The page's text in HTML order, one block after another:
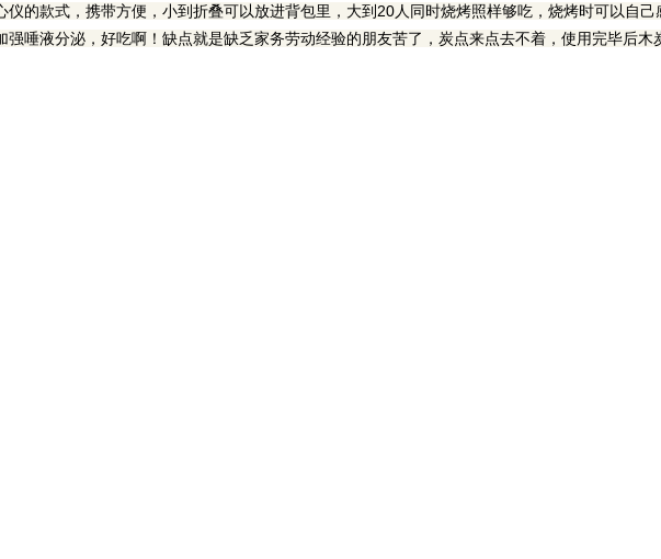
的款式，携带方便，小到折叠可以放进背包里，大到20人同时烧烤照样够吃，烧烤时可以自
唾液分泌，好吃啊！缺点就是缺乏家务劳动经验的朋友苦了，炭点来点去不着，使用完毕后